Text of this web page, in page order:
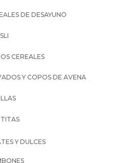
DE DESAYUNO
CEREALES
Y COPOS DE AVENA
Y DULCES